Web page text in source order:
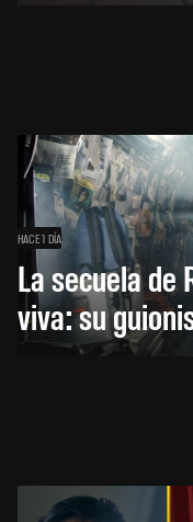
HACE 1 DÍA
La secuela de
viva: su